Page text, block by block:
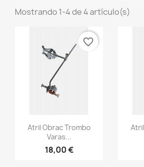
Mostrando 1-4 de 4 artículo(s)
Vista rápida
Atril Obrac Trombo
Varas...
18,00 €
favorite_border
